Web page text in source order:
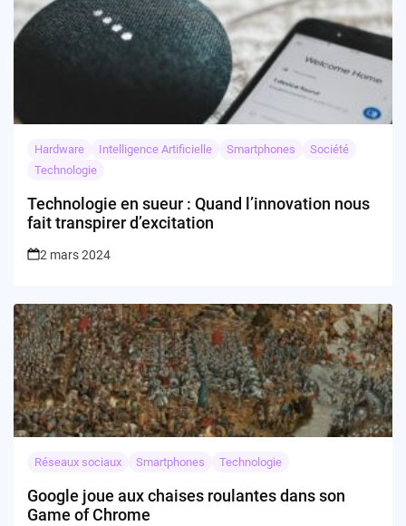
Hardware Intelligence Artificielle Smartphones
Société
Technologie
Technologie en sueur : Quand l’innovation nous
fait transpirer d’excitation
2 mars 2024
Réseaux sociaux Smartphones Technologie
Google joue aux chaises roulantes dans son
Game of Chrome